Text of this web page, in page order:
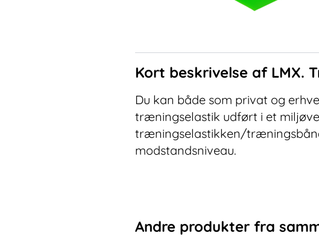
Kort beskrivelse af LMX.
Du kan både som privat og
træningselastik udført i et
træningselastikken/
modstandsniveau.
Andre produkter fra